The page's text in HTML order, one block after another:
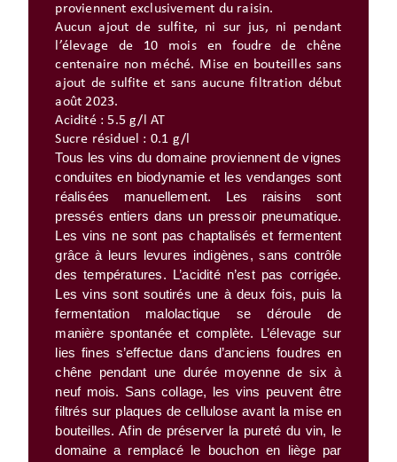
proviennent exclusivement du raisin.
Aucun ajout de sulfite, ni sur jus, ni pendant
l’élevage de 10 mois en foudre de chêne
centenaire non méché. Mise en bouteilles sans
ajout de sulfite et sans aucune filtration début
août 2023.
Acidité : 5.5 g/l AT
Sucre résiduel : 0.1 g/l
Tous les vins du domaine proviennent de vignes
conduites en biodynamie et les vendanges sont
réalisées manuellement. Les raisins sont
pressés entiers dans un pressoir pneumatique.
Les vins ne sont pas chaptalisés et fermentent
grâce à leurs levures indigènes, sans contrôle
des températures. L’acidité n’est pas corrigée.
Les vins sont soutirés une à deux fois, puis la
fermentation malolactique se déroule de
manière spontanée et complète. L’élevage sur
lies fines s’effectue dans d’anciens foudres en
chêne pendant une durée moyenne de six à
neuf mois. Sans collage, les vins peuvent être
filtrés sur plaques de cellulose avant la mise en
bouteilles. Afin de préserver la pureté du vin, le
domaine a remplacé le bouchon en liège par